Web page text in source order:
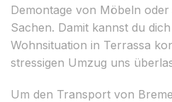
Demontage von Möbeln
Sachen. Damit kannst du
Wohnsituation in Terrassa
stressigen Umzug uns
Um den Transport von